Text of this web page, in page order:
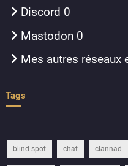
Discord 0
Mastodon 0
Mes autres réseaux
Tags
blind spot chat clannad